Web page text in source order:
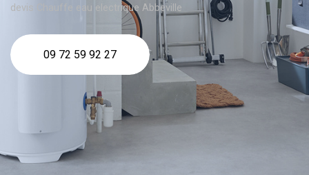
devis Chauffe eau electrique Abbeville
09 72 59 92 27